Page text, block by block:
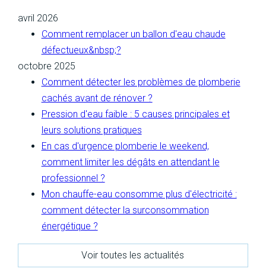
avril 2026
Comment remplacer un ballon d'eau chaude
défectueux&nbsp;?
octobre 2025
Comment détecter les problèmes de plomberie
cachés avant de rénover ?
Pression d'eau faible : 5 causes principales et
leurs solutions pratiques
En cas d'urgence plomberie le weekend,
comment limiter les dégâts en attendant le
professionnel ?
Mon chauffe-eau consomme plus d'électricité :
comment détecter la surconsommation
énergétique ?
Voir toutes les actualités